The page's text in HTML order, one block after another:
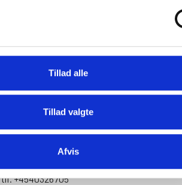
Tillad alle
Tillad valgte
Afvis
ser
og samarbejde, men vil ikke – og
interesser.
det som en betingelse for at lave
DHV, er DTS klar til at stå på egne
for at være en aktiv drivkraft for
travsport i de kommende år.
+4540326705